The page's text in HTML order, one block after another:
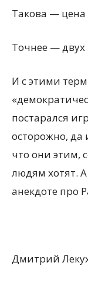
Такова — цена
Точнее — двух
И с этими
постарался
осторожно, да
что они этим,
людям хотят. А
анекдоте про
Дмитрий